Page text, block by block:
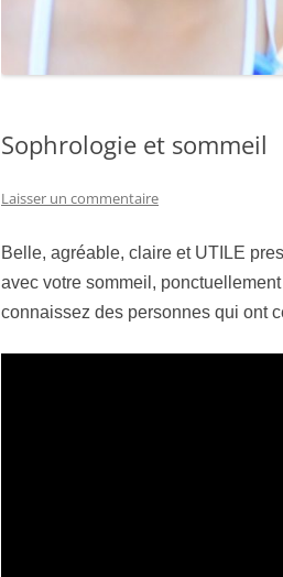
Sophrologie et sommeil
Laisser un commentaire
Belle, agréable, claire et UTILE
avec votre sommeil,
connaissez des personnes qui ont